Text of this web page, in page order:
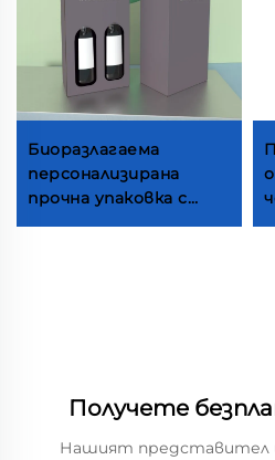
Биоразлагаема
персонализирана
прочна упаковка с
прозорец за пино
Получете
Нашият представител